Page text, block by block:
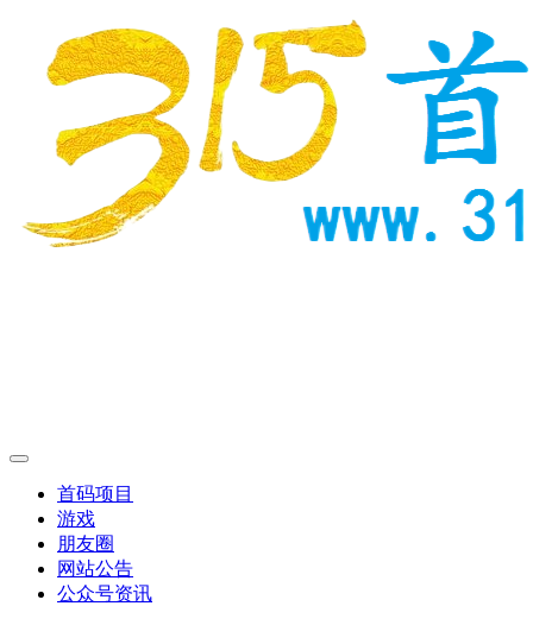
首码项目
游戏
朋友圈
网站公告
公众号资讯